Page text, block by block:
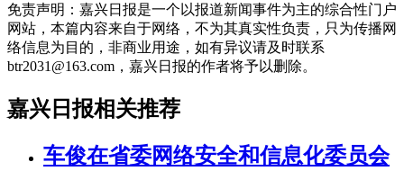
免责声明：嘉兴日报是一个以报道新闻事件为主的综合性门户
网站，本篇内容来自于网络，不为其真实性负责，只为传播网
络信息为目的，非商业用途，如有异议请及时联系
btr2031@163.com，嘉兴日报的作者将予以删除。
嘉兴日报相关推荐
车俊在省委网络安全和信息化委员会